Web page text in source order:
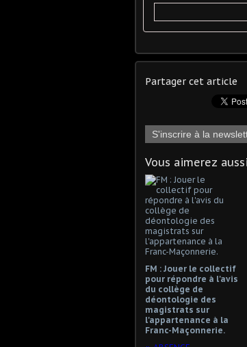
Partager cet article
S'inscrire à la
Vous aimerez
FM : Jouer le collectif
pour répondre à l'avis
du collège de
déontologie des
magistrats sur
l'appartenance à la
Franc-Maçonnerie.